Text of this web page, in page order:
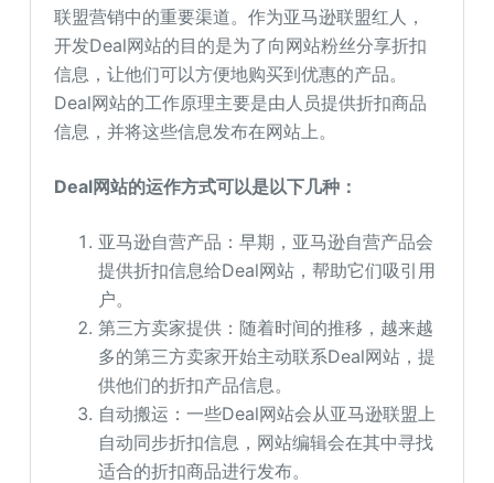
联盟营销中的重要渠道。作为亚马逊联盟红人，
开发Deal网站的目的是为了向网站粉丝分享折扣
信息，让他们可以方便地购买到优惠的产品。
Deal网站的工作原理主要是由人员提供折扣商品
信息，并将这些信息发布在网站上。
Deal网站的运作方式可以是以下几种：
亚马逊自营产品：早期，亚马逊自营产品会
提供折扣信息给Deal网站，帮助它们吸引用
户。
第三方卖家提供：随着时间的推移，越来越
多的第三方卖家开始主动联系Deal网站，提
供他们的折扣产品信息。
自动搬运：一些Deal网站会从亚马逊联盟上
自动同步折扣信息，网站编辑会在其中寻找
适合的折扣商品进行发布。